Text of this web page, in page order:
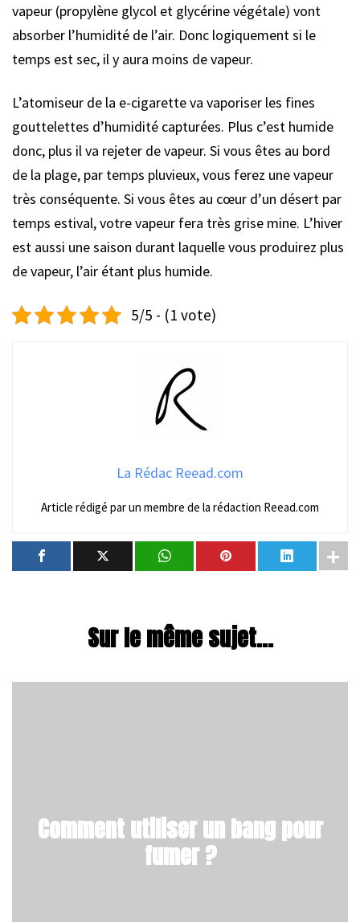
vapeur (propylène glycol et glycérine végétale) vont
absorber l’humidité de l’air. Donc logiquement si le
temps est sec, il y aura moins de vapeur.
L’atomiseur de la e-cigarette va vaporiser les fines
gouttelettes d’humidité capturées. Plus c’est humide
donc, plus il va rejeter de vapeur. Si vous êtes au bord
de la plage, par temps pluvieux, vous ferez une vapeur
très conséquente. Si vous êtes au cœur d’un désert par
temps estival, votre vapeur fera très grise mine. L’hiver
est aussi une saison durant laquelle vous produirez plus
de vapeur, l’air étant plus humide.
5/5 - (1 vote)
La Rédac Reead.com
Article rédigé par un membre de la rédaction Reead.com
Sur le même sujet...
Comment utiliser un bang pour
fumer ?